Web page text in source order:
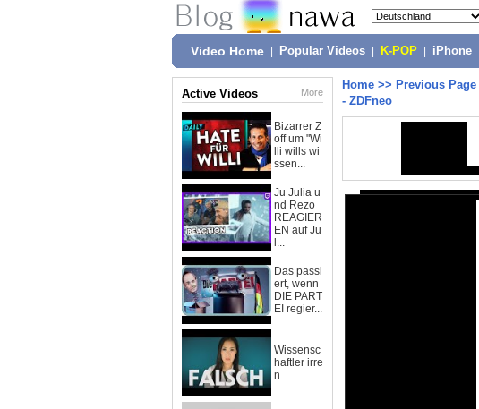
Video Home Popular Videos K-POP iPhone
Active Videos More
Bizarrer Z
off um "Wi
lli wills wi
ssen...
Ju Julia u
nd Rezo
REAGIER
EN auf Ju
l...
Das passi
ert, wenn
DIE PART
EI regier...
Wissensc
haftler irre
n
Home >> Previous Page
- ZDFneo